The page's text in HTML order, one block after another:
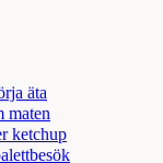
äta
maten
ketchup